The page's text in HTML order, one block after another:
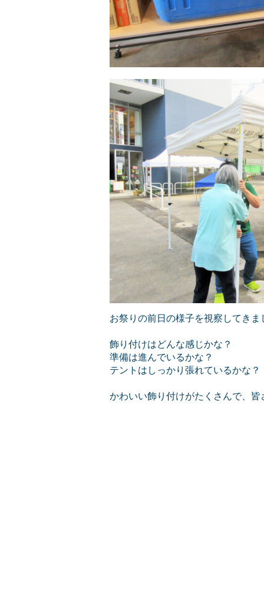
お祭りの前日の様子を視察してき
飾り付けはどんな感じかな？
準備は進んでいるかな？
テントはしっかり張れているかな？
かわいい飾り付けがたくさんで、